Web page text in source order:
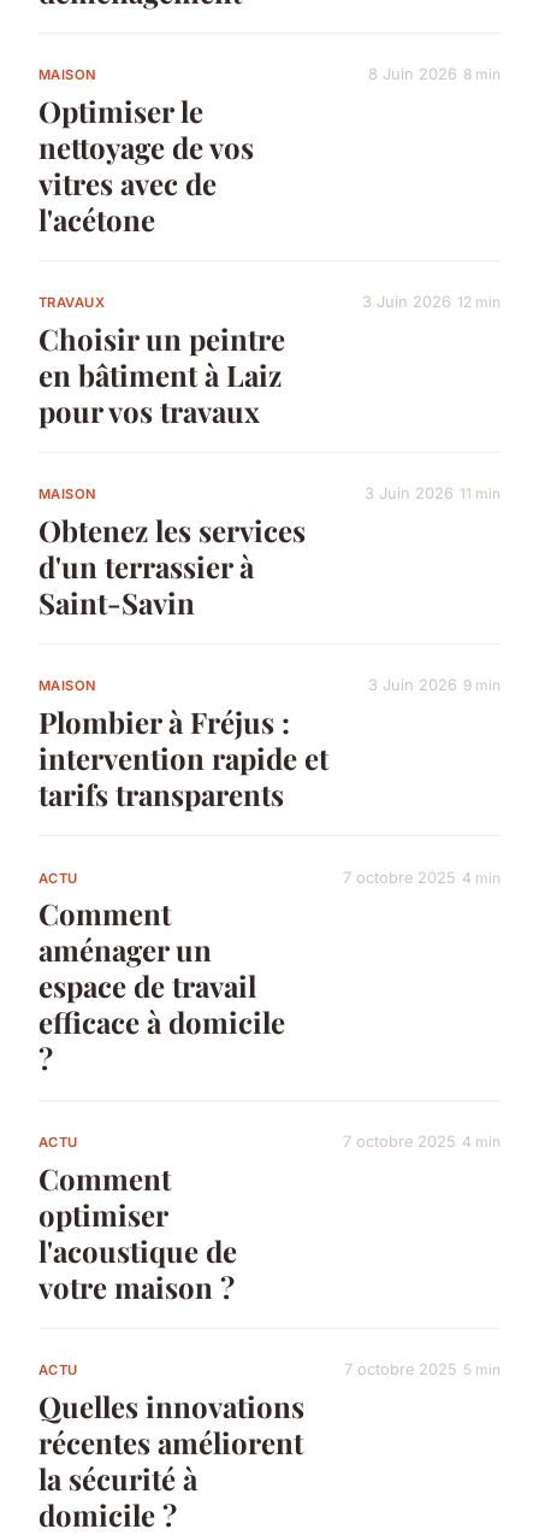
MAISON
Optimiser le
nettoyage de vos
vitres avec de
l'acétone
8 Juin 2026 8 min
TRAVAUX
Choisir un peintre
en bâtiment à Laiz
pour vos travaux
3 Juin 2026 12 min
MAISON
Obtenez les services
d'un terrassier à
Saint-Savin
3 Juin 2026 11 min
MAISON
Plombier à Fréjus :
intervention rapide et
tarifs transparents
3 Juin 2026 9 min
ACTU
Comment
aménager un
espace de travail
efficace à domicile
?
7 octobre 2025 4 min
ACTU
Comment
optimiser
l'acoustique de
votre maison ?
7 octobre 2025 4 min
ACTU
Quelles innovations
récentes améliorent
la sécurité à
domicile ?
7 octobre 2025 5 min